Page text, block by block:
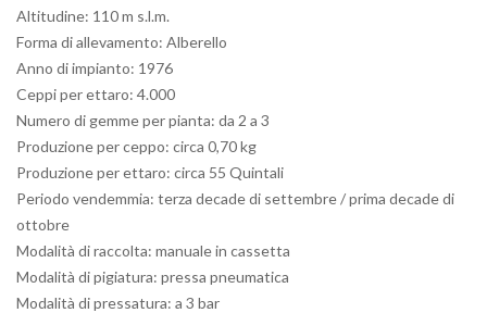
Altitudine: 110 m s.l.m.
Forma di allevamento: Alberello
Anno di impianto: 1976
Ceppi per ettaro: 4.000
Numero di gemme per pianta: da 2 a 3
Produzione per ceppo: circa 0,70 kg
Produzione per ettaro: circa 55 Quintali
Periodo vendemmia: terza decade di settembre / prima decade di
ottobre
Modalità di raccolta: manuale in cassetta
Modalità di pigiatura: pressa pneumatica
Modalità di pressatura: a 3 bar